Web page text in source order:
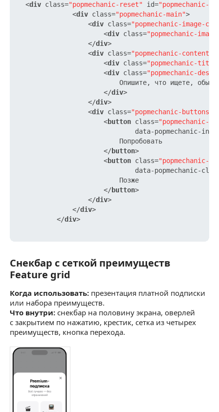
<div class="popmechanic-reset" id="popmechanic-
<div class="popmechanic-main">
<div class="popmechanic-image-
<div class="popmechanic-
</div>
<div class="popmechanic-content"
<div class="popmechanic-
<div class="popmechanic-
Опишите, что ищете,
</div>
</div>
<div class="popmechanic-buttons"
<button class="popmechanic-
data-popmechanic-
                          Попробовать
</button>
<button class="popmechanic-
data-popmechanic-
                          Позже
</button>
</div>
</div>
</div>
Снекбар с сеткой преимуществ Feature grid
Снекбар с сеткой преимуществ
Feature grid
Когда использовать: презентация платной подписки
или набора преимуществ.
Что внутри: снекбар на половину экрана, оверлей
с закрытием по нажатию, крестик, сетка из четырех
преимуществ, кнопка перехода.